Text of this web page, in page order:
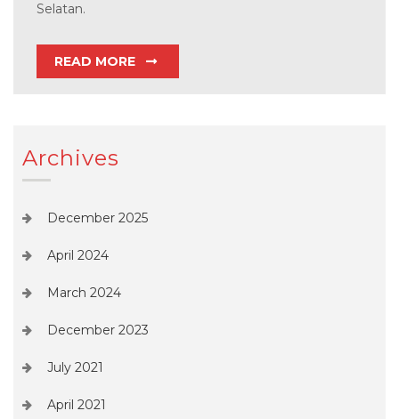
Selatan.
READ MORE
Archives
December 2025
April 2024
March 2024
December 2023
July 2021
April 2021